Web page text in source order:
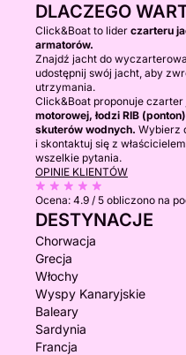
DLACZEGO
Click&Boat to lider czarteru
armatorów.
Znajdź jacht do
udostępnij swój jacht, aby
utrzymania.
Click&Boat proponuje czarter
motorowej, łodzi RIB
skuterów wodnych. Wybierz
i skontaktuj się z
wszelkie pytania.
OPINIE KLIENTÓW
Ocena: 4.9 / 5 obliczono na
DESTYNACJE
Chorwacja
Grecja
Włochy
Wyspy Kanaryjskie
Baleary
Sardynia
Francja